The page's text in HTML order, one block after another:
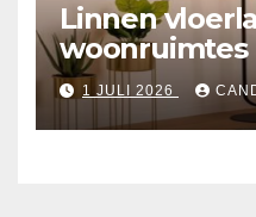
Linnen
woonruimtes
1 JULI 2026